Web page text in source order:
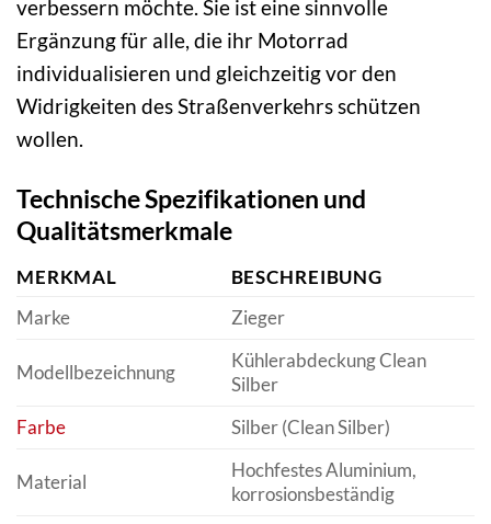
verbessern möchte. Sie ist eine sinnvolle
Ergänzung für alle, die ihr Motorrad
individualisieren und gleichzeitig vor den
Widrigkeiten des Straßenverkehrs schützen
wollen.
Technische Spezifikationen und
Qualitätsmerkmale
MERKMAL
BESCHREIBUNG
Marke
Zieger
Modellbezeichnung
Kühlerabdeckung Clean
Silber
Farbe
Silber (Clean Silber)
Material
Hochfestes Aluminium,
korrosionsbeständig